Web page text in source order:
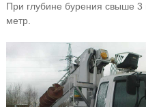
При глубине бурения свыше 3
метр.